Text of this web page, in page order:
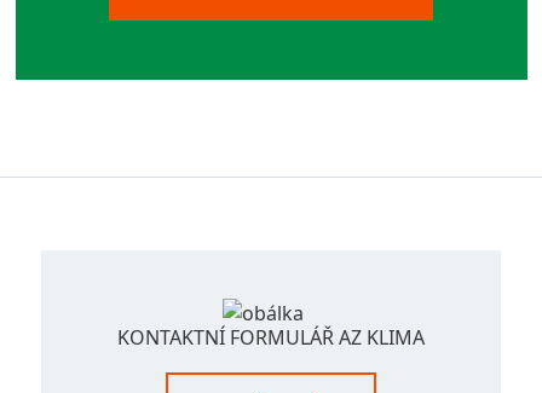
KONTAKTNÍ FORMULÁŘ AZ KLIMA